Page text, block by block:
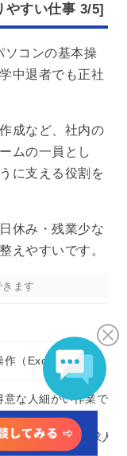
やすい仕事 3/5]
ソコンの基本操
中退者でも正社
成など、社内の
ムの一員とし
に支える役割を
休み・残業少な
えやすいです。
作（Excel・Word）正
意な人細かい作業でも
人に応募する（求人